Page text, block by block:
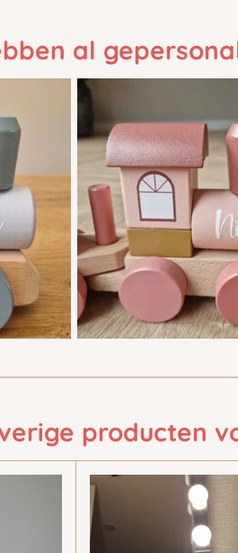
al
producten